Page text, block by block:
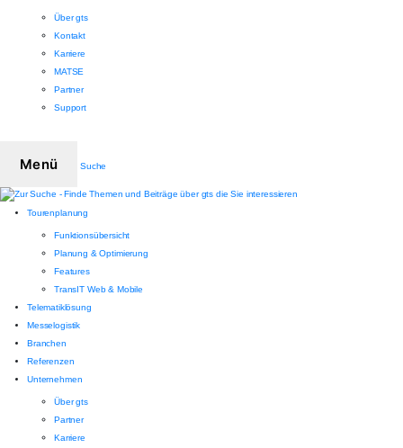
Über gts
Kontakt
Karriere
MATSE
Partner
Support
Menü Suche
Tourenplanung
Funktionsübersicht
Planung & Optimierung
Features
TransIT Web & Mobile
Telematiklösung
Messelogistik
Branchen
Referenzen
Unternehmen
Über gts
Partner
Karriere